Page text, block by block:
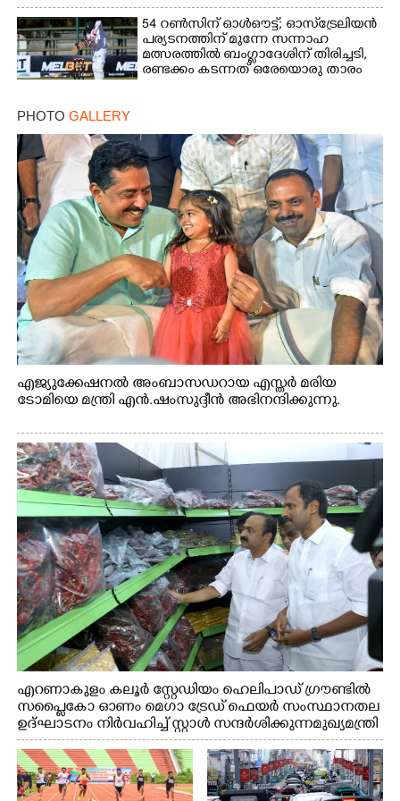
ഭാര്യ
54 റൺസിന് ഓൾഔട്ട്; ഓസ്‌ട്രേലിയൻ
പര്യടനത്തിന് മുന്നേ സന്നാഹ
മത്സരത്തിൽ ബംഗ്ലാദേശിന് തിരിച്ചടി,
രണ്ടക്കം കടന്നത് ഒരേയൊരു താരം
PHOTO GALLERY
എജ്യുക്കേഷനൽ അംബാസഡറായ എസ്തർ മരിയ
ടോമിയെ മന്ത്രി എൻ.ഷംസുദ്ദീൻ അഭിനന്ദിക്കുന്നു.
എറണാകുളം കലൂർ സ്റ്റേഡിയം ഹെലിപാഡ് ഗ്രൗണ്ടിൽ
സപ്ളൈകോ ഓണം മെഗാ ട്രേഡ് ഫെയർ സംസ്ഥാനതല
ഉദ്ഘാടനം നിർവഹിച്ച് സ്റ്റാൾ സന്ദർശിക്കുന്ന മുഖ്യമന്ത്രി
വി.ഡി. സതീശൻ. മന്ത്രി അനൂപ് ജേക്കബ് സമീപം